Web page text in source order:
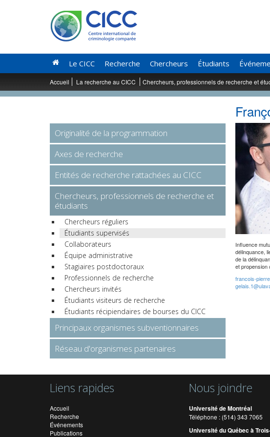
Le CICC Recherche Chercheurs Étudiants
Accueil La recherche au CICC Chercheurs, professionnels de recherche et
Influence
délinquance,
de la
et propension
francois-
Originalité de la programmation
Axes de recherche
Entités de recherche rattachées au CICC
Chercheurs, professionnels de recherche et
étudiants
Chercheurs réguliers
Étudiants supervisés
Collaborateurs
Équipe administrative
Stagiaires postdoctoraux
Professionnels de recherche
Chercheurs invités
Étudiants visiteurs de recherche
Étudiants récipiendaires de bourses du CICC
Principaux organismes subventionnaires
Réseau d'organismes partenaires
Liens rapides
Accueil
Recherche
Événements
Publications
Nous joindre
Université de Montréal
Téléphone : (514) 343 7065
Université du Québec à